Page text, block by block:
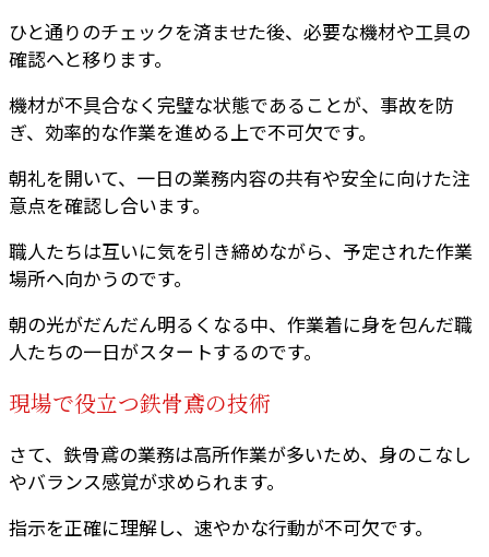
ひと通りのチェックを済ませた後、必要な機材や工具の
確認へと移ります。
機材が不具合なく完璧な状態であることが、事故を防
ぎ、効率的な作業を進める上で不可欠です。
朝礼を開いて、一日の業務内容の共有や安全に向けた注
意点を確認し合います。
職人たちは互いに気を引き締めながら、予定された作業
場所へ向かうのです。
朝の光がだんだん明るくなる中、作業着に身を包んだ職
人たちの一日がスタートするのです。
現場で役立つ鉄骨鳶の技術
さて、鉄骨鳶の業務は高所作業が多いため、身のこなし
やバランス感覚が求められます。
指示を正確に理解し、速やかな行動が不可欠です。